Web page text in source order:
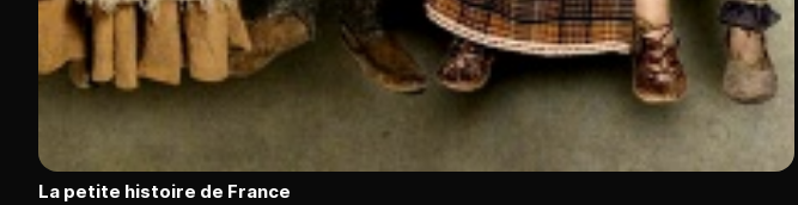
La petite histoire de France